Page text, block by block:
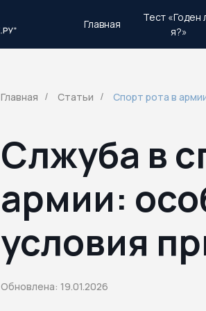
Тест «Годен
я?»
Главная
Главная / Статьи / Спорт рота в
Слжуба в
армии:
условия
Обновлена: 19.01.2026